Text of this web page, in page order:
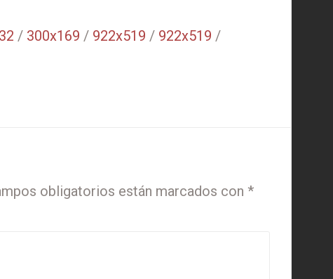
/ 300x169 / 922x519 / 922x519 /
obligatorios están marcados con *